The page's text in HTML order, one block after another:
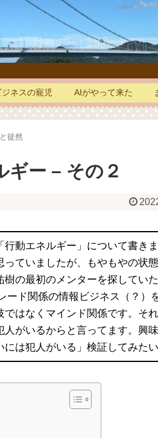
ネスの寵児 AIがやって来た
徒然
ギー – その２
行動エネルギー」について書き
っていましたが、もやもやの状
樹の最初のメンターを探してい
ード関係の情報ビジネス（？）
ではなくマインド関係です。そ
人がいるからと言ってます。興
には犯人がいる」検証してみた